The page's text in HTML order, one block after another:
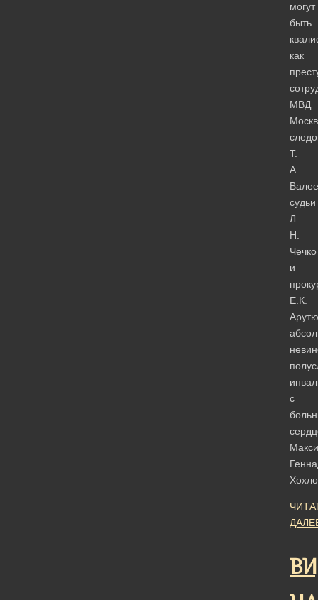
могут
быть
как
МВД
Т.
А.
судьи
Л.
Н.
Чечко
и
Е.К.
с